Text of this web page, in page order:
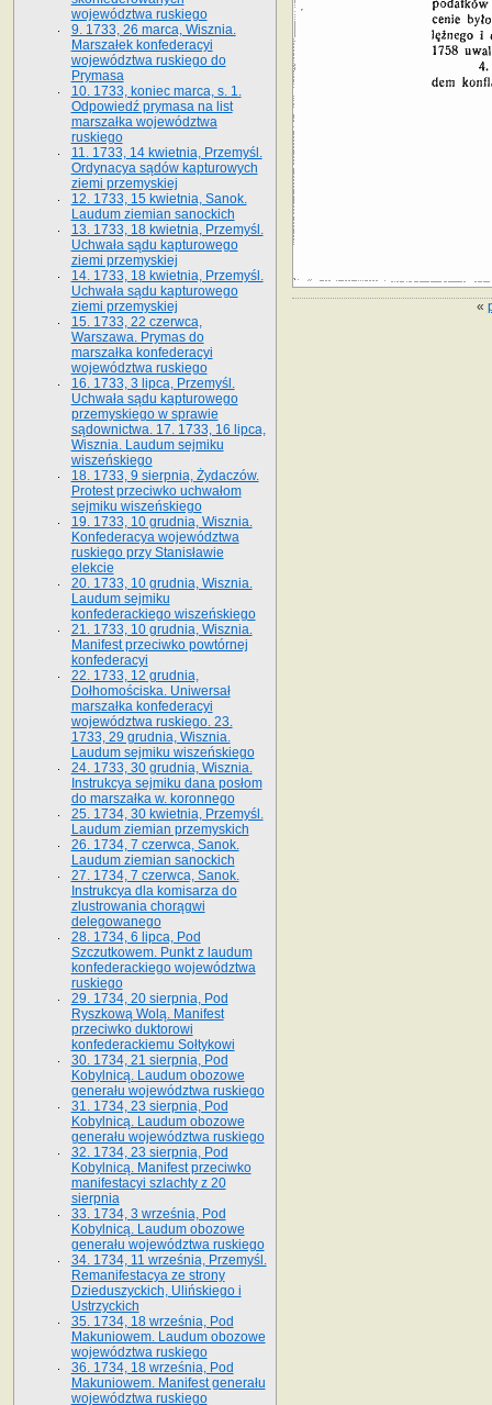
«
województwa ruskiego
9. 1733, 26 marca, Wisznia.
Marszałek konfederacyi
województwa ruskiego do
Prymasa
10. 1733, koniec marca, s. 1.
Odpowiedź prymasa na list
marszałka województwa
ruskiego
11. 1733, 14 kwietnia, Przemyśl.
Ordynacya sądów kapturowych
ziemi przemyskiej
12. 1733, 15 kwietnia, Sanok.
Laudum ziemian sanockich
13. 1733, 18 kwietnia, Przemyśl.
Uchwała sądu kapturowego
ziemi przemyskiej
14. 1733, 18 kwietnia, Przemyśl.
Uchwała sądu kapturowego
ziemi przemyskiej
15. 1733, 22 czerwca,
Warszawa. Prymas do
marszałka konfederacyi
województwa ruskiego
16. 1733, 3 lipca, Przemyśl.
Uchwała sądu kapturowego
przemyskiego w sprawie
sądownictwa. 17. 1733, 16 lipca,
Wisznia. Laudum sejmiku
wiszeńskiego
18. 1733, 9 sierpnia, Żydaczów.
Protest przeciwko uchwałom
sejmiku wiszeńskiego
19. 1733, 10 grudnia, Wisznia.
Konfederacya województwa
ruskiego przy Stanisławie
elekcie
20. 1733, 10 grudnia, Wisznia.
Laudum sejmiku
konfederackiego wiszeńskiego
21. 1733, 10 grudnia, Wisznia.
Manifest przeciwko powtórnej
konfederacyi
22. 1733, 12 grudnia,
Dołhomościska. Uniwersał
marszałka konfederacyi
województwa ruskiego. 23.
1733, 29 grudnia, Wisznia.
Laudum sejmiku wiszeńskiego
24. 1733, 30 grudnia, Wisznia.
Instrukcya sejmiku dana posłom
do marszałka w. koronnego
25. 1734, 30 kwietnia, Przemyśl.
Laudum ziemian przemyskich
26. 1734, 7 czerwca, Sanok.
Laudum ziemian sanockich
27. 1734, 7 czerwca, Sanok.
Instrukcya dla komisarza do
zlustrowania chorągwi
delegowanego
28. 1734, 6 lipca, Pod
Szczutkowem. Punkt z laudum
konfederackiego województwa
ruskiego
29. 1734, 20 sierpnia, Pod
Ryszkową Wolą. Manifest
przeciwko duktorowi
konfederackiemu Sołtykowi
30. 1734, 21 sierpnia, Pod
Kobylnicą. Laudum obozowe
generału województwa ruskiego
31. 1734, 23 sierpnia, Pod
Kobylnicą. Laudum obozowe
generału województwa ruskiego
32. 1734, 23 sierpnia, Pod
Kobylnicą. Manifest przeciwko
manifestacyi szlachty z 20
sierpnia
33. 1734, 3 września, Pod
Kobylnicą. Laudum obozowe
generału województwa ruskiego
34. 1734, 11 września, Przemyśl.
Remanifestacya ze strony
Dzieduszyckich, Ulińskiego i
Ustrzyckich
35. 1734, 18 września, Pod
Makuniowem. Laudum obozowe
województwa ruskiego
36. 1734, 18 września, Pod
Makuniowem. Manifest generału
województwa ruskiego